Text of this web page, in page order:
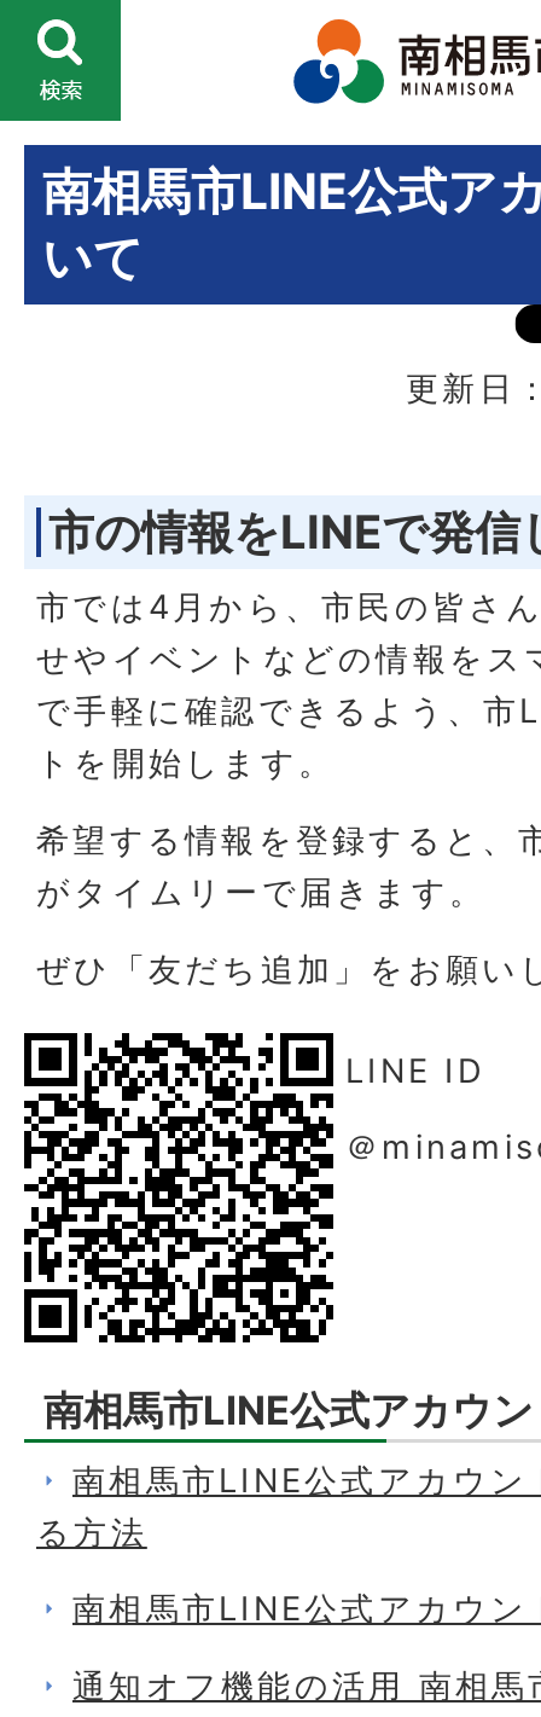
南相馬市LINE公式ア
いて
更新日
市の情報をLINEで発信
市では4月から、市民の皆さ
せやイベントなどの情報をス
で手軽に確認できるよう、市
トを開始します。
希望する情報を登録すると、
がタイムリーで届きます。
ぜひ「友だち追加」をお願い
LINE ID
＠
南相馬市LINE公式アカウ
南相馬市LINE公式アカウ
る方法
南相馬市LINE公式アカウン
通知オフ機能の活用 南相